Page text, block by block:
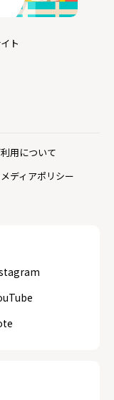
ト
用について
ディアポリシー